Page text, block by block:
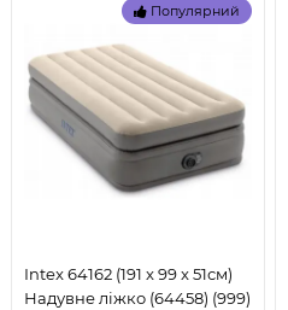
Популярний
Intex 64162 (191 x 99 x 51см)
Надувне ліжко (64458) (999)